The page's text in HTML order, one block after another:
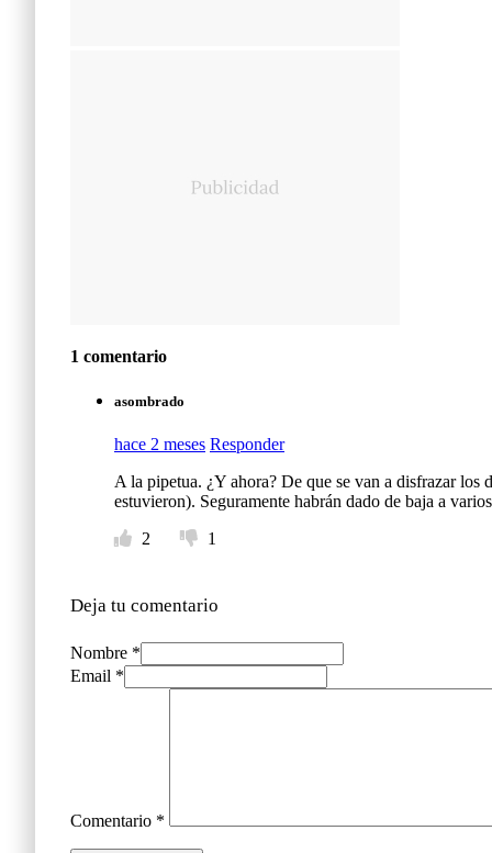
1 comentario
asombrado
hace 2 meses Responder
A la pipetua. ¿Y ahora? De que se van a disfrazar
estuvieron). Seguramente habrán dado de baja a
2
1
Deja tu comentario
Nombre *
Email *
Comentario *